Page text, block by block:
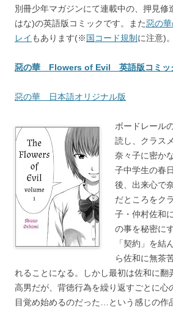
別冊少年マガジンにて連載中の、押見修
はな)の英語版コミックです。また惡の
レイ もあります(※ 国コード規制 に注意)。
惡の華 Flowers of Evil 英語版コミッ
惡の華 日本語オリジナル版
ボードレール
読し、クラス
奈々子に密か
子中学生の春
後、出来心で
だところをク
子・仲村佐和
の事を秘密に
「契約」を結
ら佐和に無茶
れることになる。しかし最初は佐和に翻
高男だが、背徳行為を繰り返すごとに心
目覚め始めるのだった…という感じの作